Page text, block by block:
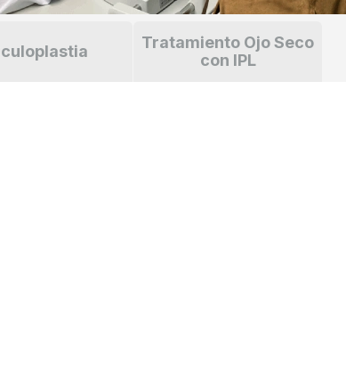
Tratamiento Ojo Seco
con IPL